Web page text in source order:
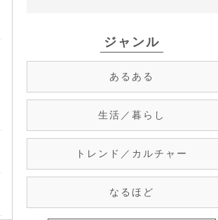
ジャンル
あるある
生活／暮らし
トレンド／カルチャー
なるほど